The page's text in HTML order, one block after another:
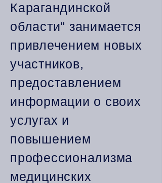
Карагандинской
области" занимается
привлечением новых
участников,
предоставлением
информации о своих
услугах и
повышением
профессионализма
медицинских